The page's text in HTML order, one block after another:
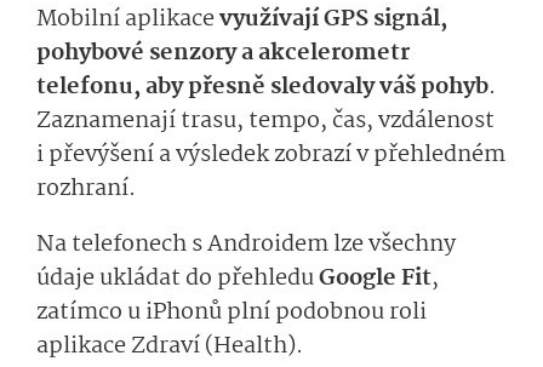
Mobilní aplikacevyužívají GPS signál,
pohybové senzory a akcelerometr
telefonu, aby přesně sledovaly váš pohyb.
Zaznamenají trasu, tempo, čas, vzdálenost
i převýšení a výsledek zobrazí v přehledném
rozhraní.
Na telefonech s Androidem lze všechny
údaje ukládat do přehleduGoogle Fit,
zatímco u iPhonů plní podobnou roli
aplikace Zdraví (Health).